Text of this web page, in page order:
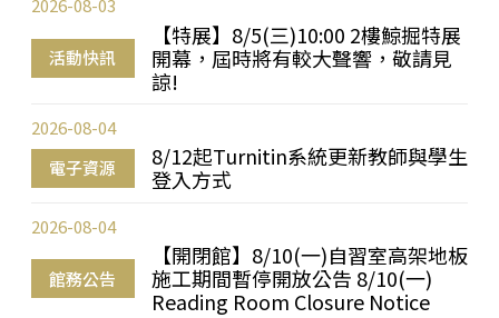
活動快訊
【特展】8/5(三)10:00 2樓鯨掘特展
開幕，屆時將有較大聲響，敬請見
諒!
2026-08-03
電子資源
8/12起Turnitin系統更新教師與學生
登入方式
2026-08-04
館務公告
【開閉館】8/10(一)自習室高架地板
施工期間暫停開放公告 8/10(一)
Reading Room Closure Notice
2026-08-04